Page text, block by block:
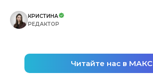
КРИСТИНА
РЕДАКТОР
Читайте нас в МАКС